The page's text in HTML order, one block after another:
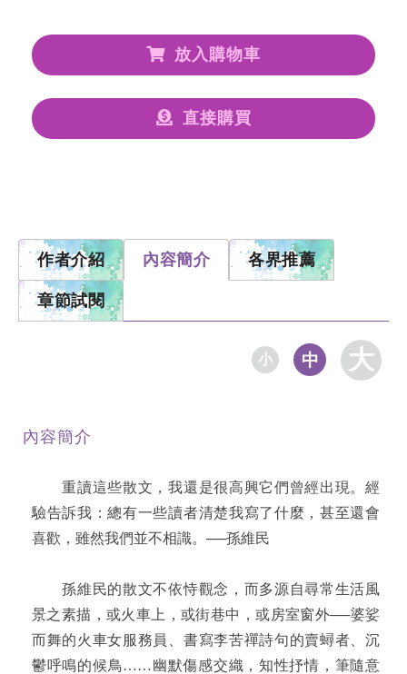
放入購物車
直接購買
作者介紹 內容簡介 各界推薦
章節試閱
小 中 大
內容簡介
重讀這些散文，我還是很高興它們曾經出現。經
驗告訴我：總有一些讀者清楚我寫了什麼，甚至還會
喜歡，雖然我們並不相識。──孫維民
孫維民的散文不依恃觀念，而多源自尋常生活風
景之素描，或火車上，或街巷中，或房室窗外──婆娑
而舞的火車女服務員、書寫李苦禪詩句的賣蟳者、沉
鬱呼鳴的候鳥……幽默傷感交織，知性抒情，筆隨意